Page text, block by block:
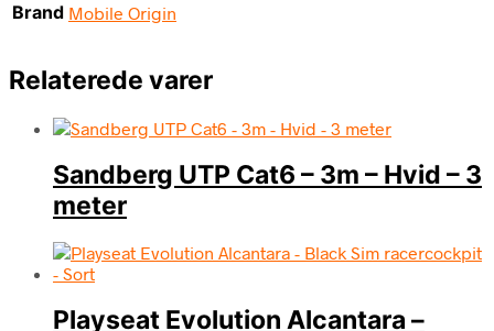
Brand Mobile Origin
Relaterede varer
Sandberg UTP Cat6 – 3m – Hvid – 3
meter
Playseat Evolution Alcantara –